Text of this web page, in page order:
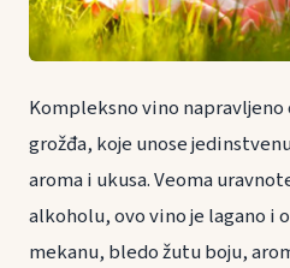
Kompleksno vino
grožđa, koje unose
aroma i ukusa. Veoma
alkoholu, ovo vino je lagano i
mekanu, bledo žutu boju,